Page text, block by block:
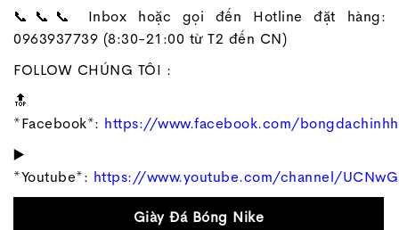
📞📞📞 Inbox hoặc gọi đến Hotline đặt hàng:
0963937739 (8:30-21:00 từ T2 đến CN)
FOLLOW CHÚNG TÔI :
🔝
*Facebook*: https://www.facebook.com/
▶️
*Youtube*: https://www.youtube.com/channel/
Giày Đá Bóng Nike